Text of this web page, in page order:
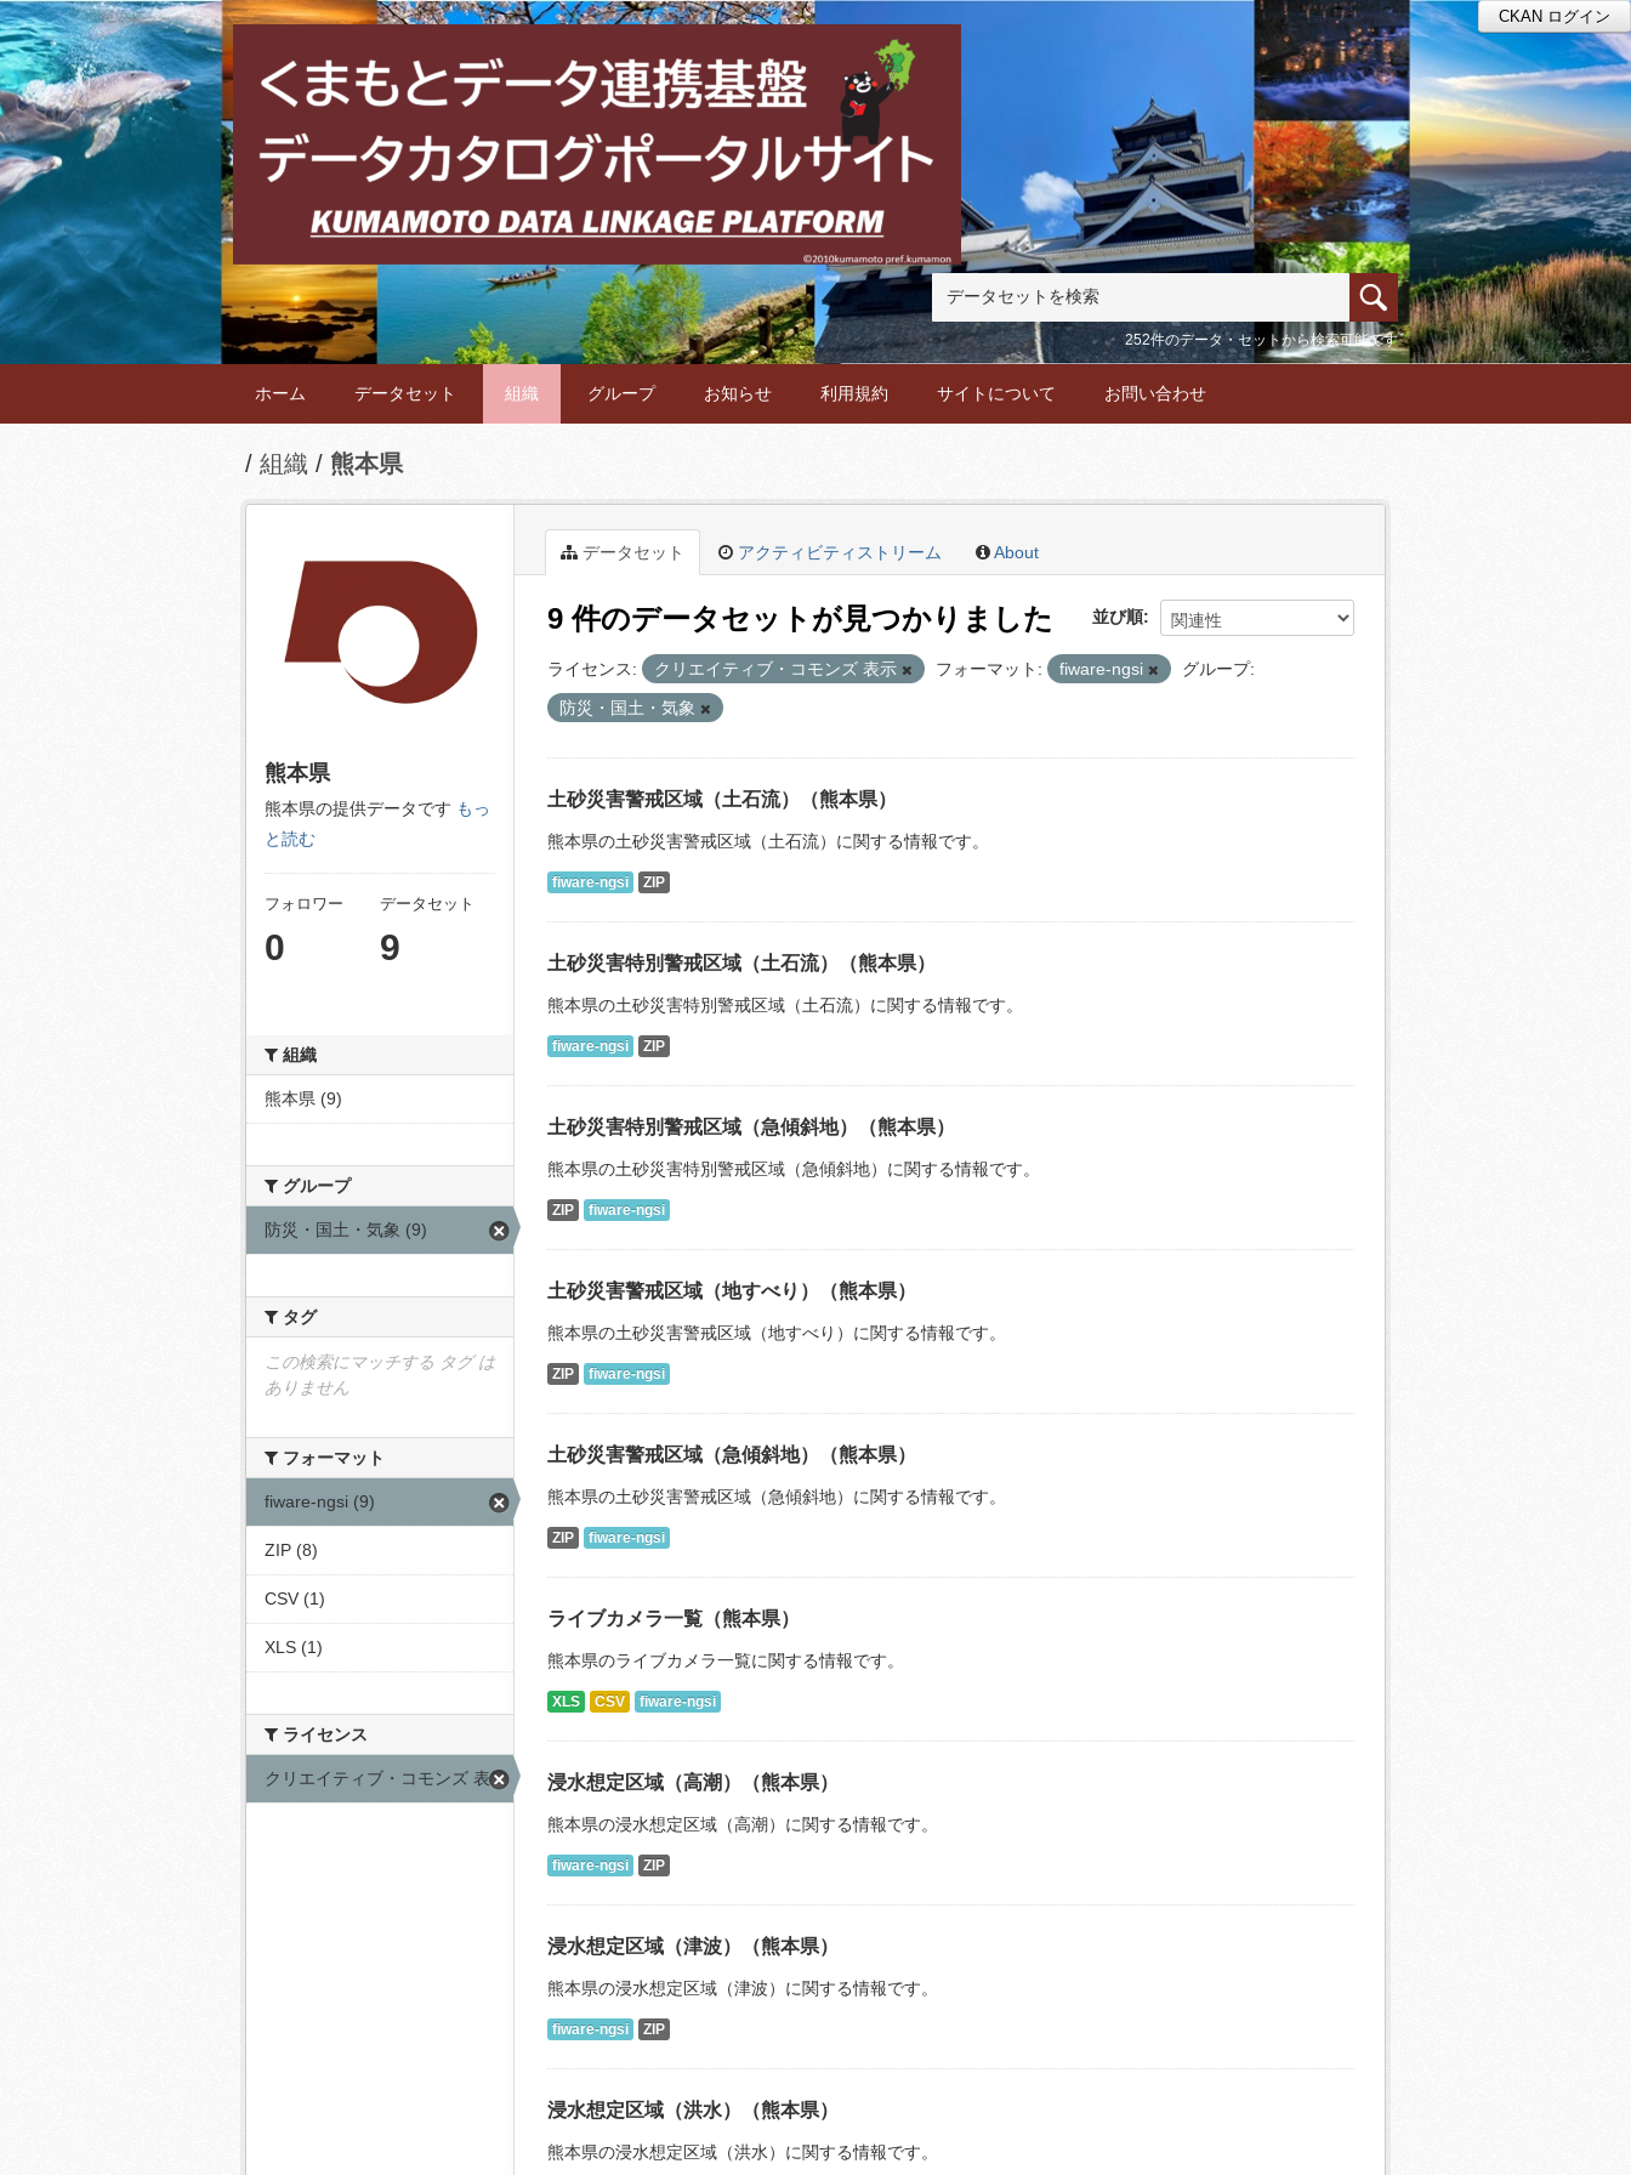
CKAN ログイン
252件のデータ・セットから検索可能です
ホーム データセット 組織 グループ お知らせ 利用規約 サイトについて お問い合わせ
組織 熊本県
データセット アクティビティストリーム About
並び順
9 件のデータセットが見つかりました
ライセンス: クリエイティブ・コモンズ 表示 フォーマット: fiware-ngsi
グループ:
防災・国土・気象
土砂災害警戒区域（土石流）（熊本県）
熊本県の土砂災害警戒区域（土石流）に関する情報です。
fiware-ngsi ZIP
土砂災害特別警戒区域（土石流）（熊本県）
熊本県の土砂災害特別警戒区域（土石流）に関する情報です。
fiware-ngsi ZIP
土砂災害特別警戒区域（急傾斜地）（熊本県）
熊本県の土砂災害特別警戒区域（急傾斜地）に関する情報です。
ZIP fiware-ngsi
土砂災害警戒区域（地すべり）（熊本県）
熊本県の土砂災害警戒区域（地すべり）に関する情報です。
ZIP fiware-ngsi
土砂災害警戒区域（急傾斜地）（熊本県）
熊本県の土砂災害警戒区域（急傾斜地）に関する情報です。
ZIP fiware-ngsi
ライブカメラ一覧（熊本県）
熊本県のライブカメラ一覧に関する情報です。
XLS CSV fiware-ngsi
浸水想定区域（高潮）（熊本県）
熊本県の浸水想定区域（高潮）に関する情報です。
fiware-ngsi ZIP
浸水想定区域（津波）（熊本県）
熊本県の浸水想定区域（津波）に関する情報です。
fiware-ngsi ZIP
浸水想定区域（洪水）（熊本県）
熊本県の浸水想定区域（洪水）に関する情報です。
熊本県
熊本県の提供データです もっ
と読む
フォロワー
0
データセット
9
組織
熊本県 (9)
グループ
防災・国土・気象 (9)
タグ
この検索にマッチする タグ は
ありません
フォーマット
fiware-ngsi (9)
ZIP (8)
CSV (1)
XLS (1)
ライセンス
クリエイティブ・コモンズ 表示 (9)